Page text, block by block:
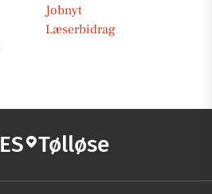
Jobnyt
Læserbidrag
Tølløse